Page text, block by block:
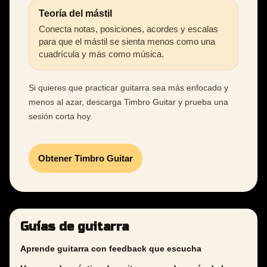
Teoría del mástil
Conecta notas, posiciones, acordes y escalas
para que el mástil se sienta menos como una
cuadrícula y más como música.
Si quieres que practicar guitarra sea más enfocado y
menos al azar, descarga Timbro Guitar y prueba una
sesión corta hoy.
Obtener Timbro Guitar
Guías de guitarra
Aprende guitarra con feedback que escucha